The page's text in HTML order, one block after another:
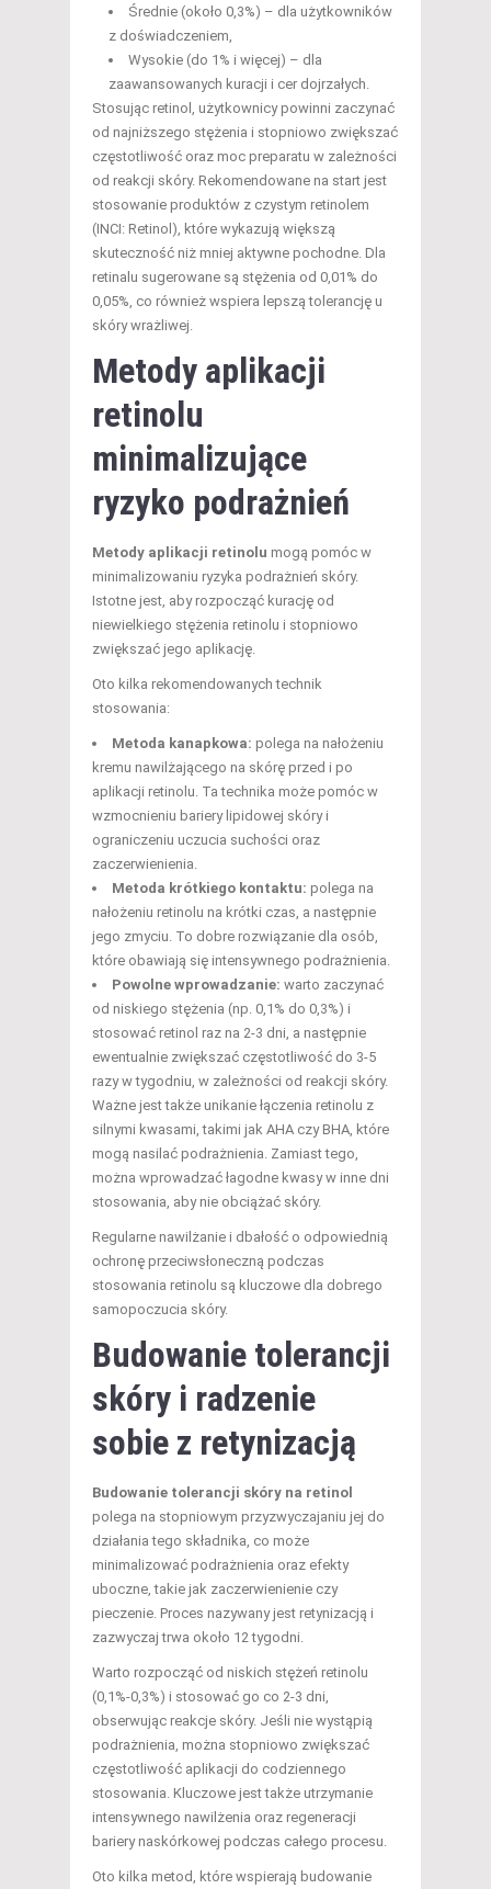
Średnie (około 0,3%) – dla użytkowników
z doświadczeniem,
Wysokie (do 1% i więcej) – dla
zaawansowanych kuracji i cer dojrzałych.
Stosując retinol, użytkownicy powinni zaczynać
od najniższego stężenia i stopniowo zwiększać
częstotliwość oraz moc preparatu w zależności
od reakcji skóry. Rekomendowane na start jest
stosowanie produktów z czystym retinolem
(INCI: Retinol), które wykazują większą
skuteczność niż mniej aktywne pochodne. Dla
retinalu sugerowane są stężenia od 0,01% do
0,05%, co również wspiera lepszą tolerancję u
skóry wrażliwej.
Metody aplikacji
retinolu
minimalizujące
ryzyko podrażnień
Metody aplikacji retinolu mogą pomóc w
minimalizowaniu ryzyka podrażnień skóry.
Istotne jest, aby rozpocząć kurację od
niewielkiego stężenia retinolu i stopniowo
zwiększać jego aplikację.
Oto kilka rekomendowanych technik
stosowania:
Metoda kanapkowa: polega na nałożeniu
kremu nawilżającego na skórę przed i po
aplikacji retinolu. Ta technika może pomóc w
wzmocnieniu bariery lipidowej skóry i
ograniczeniu uczucia suchości oraz
zaczerwienienia.
Metoda krótkiego kontaktu: polega na
nałożeniu retinolu na krótki czas, a następnie
jego zmyciu. To dobre rozwiązanie dla osób,
które obawiają się intensywnego podrażnienia.
Powolne wprowadzanie: warto zaczynać
od niskiego stężenia (np. 0,1% do 0,3%) i
stosować retinol raz na 2-3 dni, a następnie
ewentualnie zwiększać częstotliwość do 3-5
razy w tygodniu, w zależności od reakcji skóry.
Ważne jest także unikanie łączenia retinolu z
silnymi kwasami, takimi jak AHA czy BHA, które
mogą nasilać podrażnienia. Zamiast tego,
można wprowadzać łagodne kwasy w inne dni
stosowania, aby nie obciążać skóry.
Regularne nawilżanie i dbałość o odpowiednią
ochronę przeciwsłoneczną podczas
stosowania retinolu są kluczowe dla dobrego
samopoczucia skóry.
Budowanie tolerancji
skóry i radzenie
sobie z retynizacją
Budowanie tolerancji skóry na retinol
polega na stopniowym przyzwyczajaniu jej do
działania tego składnika, co może
minimalizować podrażnienia oraz efekty
uboczne, takie jak zaczerwienienie czy
pieczenie. Proces nazywany jest retynizacją i
zazwyczaj trwa około 12 tygodni.
Warto rozpocząć od niskich stężeń retinolu
(0,1%-0,3%) i stosować go co 2-3 dni,
obserwując reakcje skóry. Jeśli nie wystąpią
podrażnienia, można stopniowo zwiększać
częstotliwość aplikacji do codziennego
stosowania. Kluczowe jest także utrzymanie
intensywnego nawilżenia oraz regeneracji
bariery naskórkowej podczas całego procesu.
Oto kilka metod, które wspierają budowanie